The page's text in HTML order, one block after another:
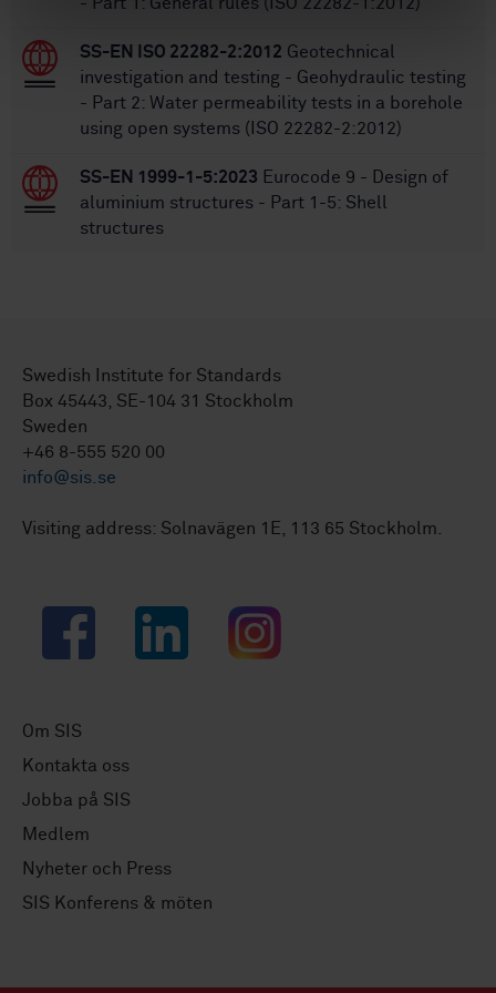
SS-EN ISO 22282-2:2012 Geotechnical
investigation and testing - Geohydraulic testing
- Part 2: Water permeability tests in a borehole
using open systems (ISO 22282-2:2012)
SS-EN 1999-1-5:2023 Eurocode 9 - Design of
aluminium structures - Part 1-5: Shell
structures
Swedish Institute for Standards
Box 45443, SE-104 31 Stockholm
Sweden
+46 8-555 520 00
info@sis.se
Visiting address: Solnavägen 1E, 113 65 Stockholm.
Facebook LinkedIn Instagram
Om SIS
Kontakta oss
Jobba på SIS
Medlem
Nyheter och Press
SIS Konferens & möten